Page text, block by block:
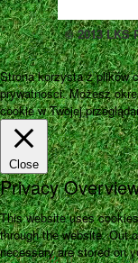
© 2013 LKS
Strona korzysta z plików
prywatności. Możesz
cookie w Twojej
Close
Privacy
This website uses
through the website. Out
necessary are stored on